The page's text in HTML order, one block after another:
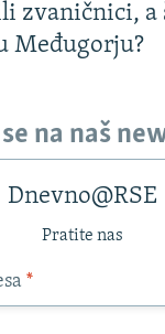
zvaničnici, a
Međugorju?
na naš
Dnevno@RSE
Pratite nas
*